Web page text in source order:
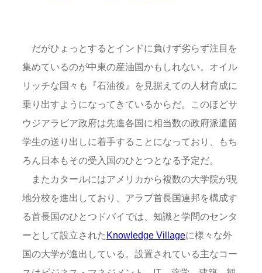
だがひょっとするとインドに負けず劣らず注目を
集めているのが中東の産油国かもしれない。オイル
リッチな国々も『石油後』を見据えての人材育成に
乗り出すようになってきているからだ。このほどサ
ウジアラビア政府は先進各国に相当数の政府派遣留
学生の送り出しに着手することになっており、もち
ろん日本もその受入国のひとつとなる予定だ。
またカタールにはアメリカから複数の大学院が現
地分校を進出しており、アラブ首長国連邦を構成す
る首長国のひとつドバイでは、知識と学問のセンタ
ーとして設立されたKnowledge Villageに様々な外
国の大学が進出している。設置されている主なコー